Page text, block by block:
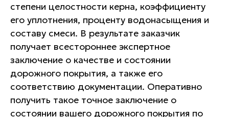
степени целостности керна, коэффициенту
его уплотнения, проценту водонасыщения и
составу смеси. В результате заказчик
получает всестороннее экспертное
заключение о качестве и состоянии
дорожного покрытия, а также его
соответствию документации. Оперативно
получить такое точное заключение о
состоянии вашего дорожного покрытия по
Гарантии